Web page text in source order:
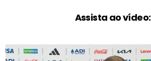
Assista ao vídeo: